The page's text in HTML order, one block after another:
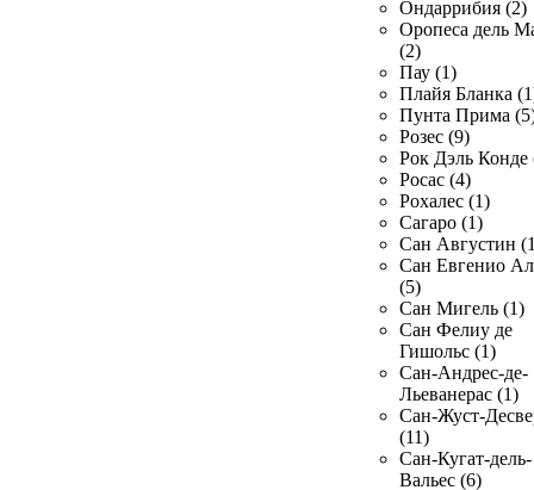
Ондаррибия (2)
Оропеса дель
(2)
Пау (1)
Плайя Бланка
Пунта Прима
Розес (9)
Рок Дэль Конде
Росас (4)
Рохалес (1)
Сагаро (1)
Сан Августин
Сан Евгенио
(5)
Сан Мигель (1)
Сан Фелиу де
Гишольс (1)
Сан-Андрес-де-
Льеванерас (1)
Сан-Жуст-
(11)
Сан-Кугат-дель-
Вальес (6)